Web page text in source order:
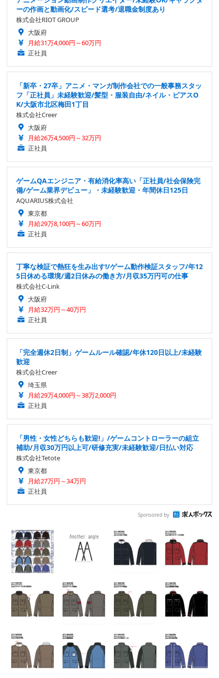
ーの作画と動画化/スピード選考/退職金制度あり
株式会社RIOT GROUP
大阪府
月給31万4,000円～60万円
正社員
「新卒・27卒」アニメ・マンガ制作会社での一般事務スタッ
フ「正社員」未経験歓迎/髪型・服装自由/ネイル・ピアスO
K/大阪市北区梅田1丁目
株式会社Creer
大阪府
月給26万4,500円～32万円
正社員
ゲームQAエンジニア・有給消化率高い「正社員/社会保険完
備/ゲーム業界デビュー」・未経験歓迎・年間休日125日
AQUARIUS株式会社
東京都
月給29万8,100円～60万円
正社員
丁寧な検証で熱狂を生み出す!/ゲーム動作検証スタッフ/年12
5日休める環境/週2日休みの働き方/月収35万円可の仕事
株式会社C-Link
大阪府
月給32万円～40万円
正社員
「完全週休2日制」ゲームルール確認/年休120日以上/未経験
歓迎
株式会社Creer
埼玉県
月給29万4,000円～38万2,000円
正社員
「男性・女性どちらも歓迎!」/ゲームコントローラーの組立
補助/月収30万円以上可/研修充実/未経験歓迎/日払い対応
株式会社Tetote
東京都
月給27万円～34万円
正社員
Sponsored by